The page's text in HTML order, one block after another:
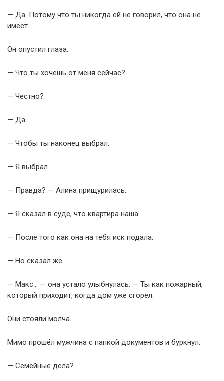
— Да. Потому что ты никогда ей не говорил, что она не
имеет.
Он опустил глаза.
— Что ты хочешь от меня сейчас?
— Честно?
— Да.
— Чтобы ты наконец выбрал.
— Я выбрал.
— Правда? — Алина прищурилась.
— Я сказал в суде, что квартира наша.
— После того как она на тебя иск подала.
— Но сказал же.
— Макс… — она устало улыбнулась. — Ты как пожарный,
который приходит, когда дом уже сгорел.
Они стояли молча.
Мимо прошёл мужчина с папкой документов и буркнул:
— Семейные дела?